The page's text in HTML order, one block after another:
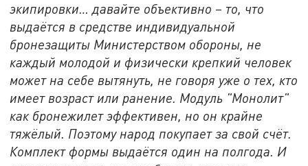
экипировки… давайте объективно – то, что
выдаётся в средстве индивидуальной
бронезащиты Министерством обороны, не
каждый молодой и физически крепкий человек
может на себе вытянуть, не говоря уже о тех, кто
имеет возраст или ранение. Модуль "Монолит"
как бронежилет эффективен, но он крайне
тяжёлый. Поэтому народ покупает за свой счёт.
Комплект формы выдаётся один на полгода. И